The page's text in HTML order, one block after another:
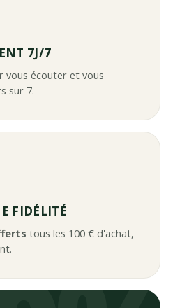
7J/7
vous écouter et vous
sur 7.
FIDÉLITÉ
tous les 100 € d'achat,